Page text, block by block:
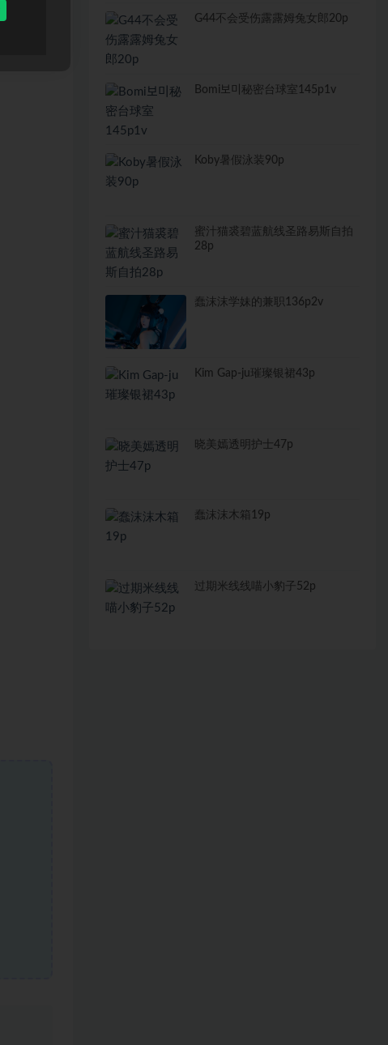
G44不会受伤露露姆兔女郎20p
Bomi보미秘密台球室145p1v
Koby暑假泳装90p
蜜汁猫裘碧蓝航线圣路易斯自拍
28p
蠢沫沫学妹的兼职136p2v
Kim Gap-ju璀璨银裙43p
晓美嫣透明护士47p
蠢沫沫木箱19p
过期米线线喵小豹子52p